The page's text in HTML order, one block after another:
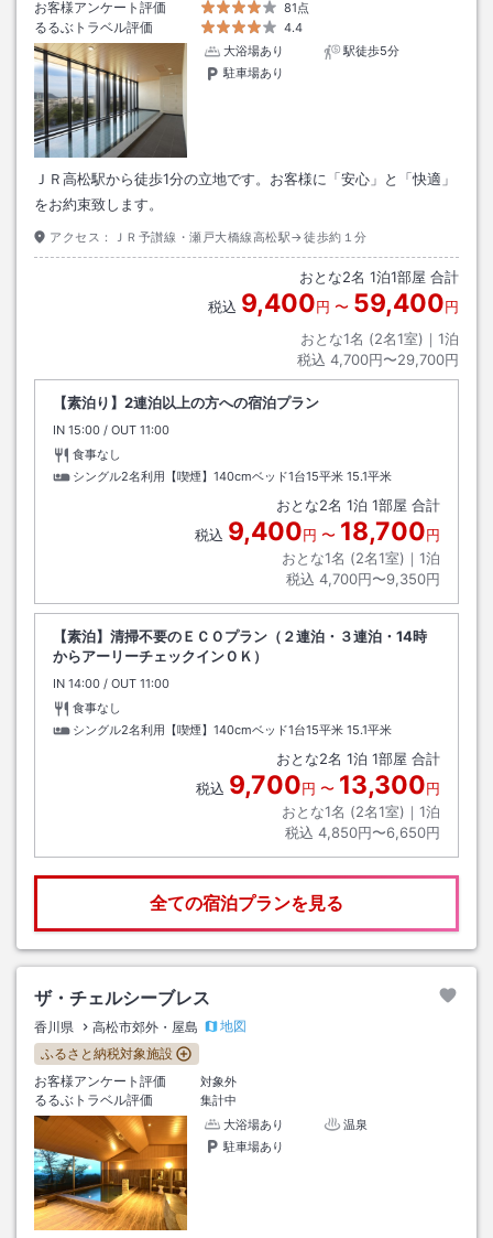
お客様アンケート評価 81点
るるぶトラベル評価
4.4
大浴場あり
駅徒歩5分
駐車場あり
ＪＲ高松駅から徒歩1分の立地です。お客様に「安心」と「快適」
をお約束致します。
アクセス： ＪＲ予讃線・瀬戸大橋線高松駅→徒歩約１分
おとな2名 1泊1部屋 合計
税込 9,400円 〜 59,400円
おとな1名 (2名1室)｜ 1泊
税込 4,700円〜29,700円
【素泊り】2連泊以上の方への宿泊プラン
IN チェックイン
15:00 / OUT チェックアウト
11:00
食事なし
シングル2名利用【喫煙】140cmベッド1台15平米 15.1平米
おとな2名 1泊 1部屋 合計
税込 9,400円 〜 18,700円
おとな1名 (2名1室)｜ 1泊
税込 4,700円〜9,350円
【素泊】清掃不要のＥＣＯプラン（２連泊・３連泊・14時
からアーリーチェックインＯＫ）
IN チェックイン
14:00 / OUT チェックアウト
11:00
食事なし
シングル2名利用【喫煙】140cmベッド1台15平米 15.1平米
おとな2名 1泊 1部屋 合計
税込 9,700円 〜 13,300円
おとな1名 (2名1室)｜ 1泊
税込 4,850円〜6,650円
全ての宿泊プランを見る
ザ・チェルシーブレス
香川県 高松市郊外・屋島
地図
ふるさと納税対象施設
お客様アンケート評価
対象外
るるぶトラベル評価
集計中
大浴場あり
温泉
駐車場あり